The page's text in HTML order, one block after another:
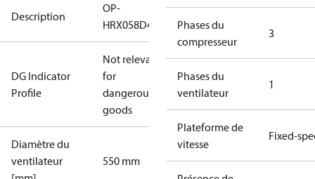
Description
OP-
HRX058D40Q
DG Indicator
Profile
Not relevant
for
dangerous
goods
Diamètre du
ventilateur
550 mm
Phases du
compresseur
3
Phases du
ventilateur
1
Plateforme de
vitesse
Fixed-